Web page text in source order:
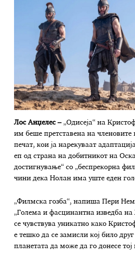
Лос Анџелес –„Одисеја“ на
им беше претставена на
печат, кои ја нарекуваат
еп од страна на добитникот на
достигнување“ со „беспрекорна
чини дека Нолан има уште еден
„Филмска гозба“, напиша Пери
„Голема и фасцинантна изведба на
се чувствува уникатно како
е тешко да се замисли кој било
планетата да може да го донесе тој